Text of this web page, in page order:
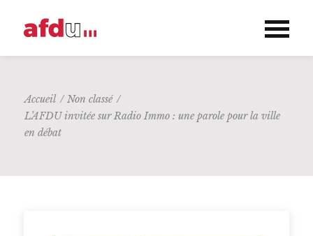
Accueil / Non classé /
L’AFDU invitée sur Radio Immo : une parole pour la ville
en débat